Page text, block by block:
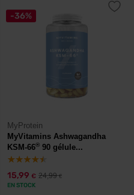
-36%
MyProtein
MyVitamins Ashwagandha
KSM-66® 90 gélule...
15,99 € 24,99€
EN STOCK